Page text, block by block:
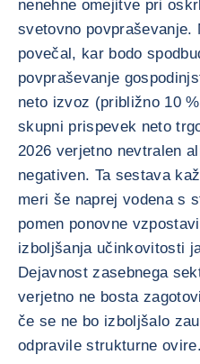
nenehne omejitve pri
svetovno povpraševanje.
povečal, kar bodo
povpraševanje
neto izvoz (približno 10
skupni prispevek neto
2026 verjetno nevtralen
negativen. Ta sestava
meri še naprej vodena s
pomen ponovne
izboljšanja učinkovitosti
Dejavnost zasebnega
verjetno ne bosta
če se ne bo izboljšalo
odpravile strukturne ovire.